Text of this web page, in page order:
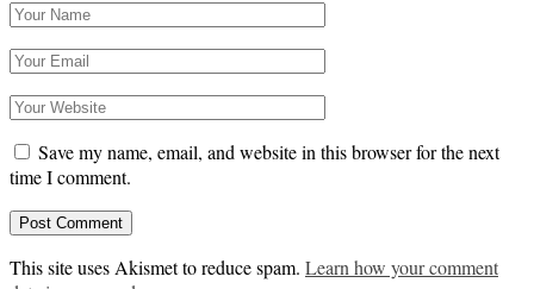
Save my name, email, and website in this browser for the next
time I comment.
This site uses Akismet to reduce spam. Learn how your comment